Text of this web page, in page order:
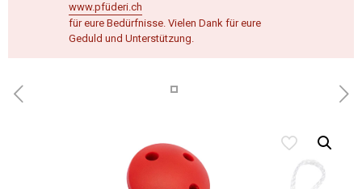
www.pfüderi.ch
für eure Bedürfnisse. Vielen Dank für eure
Geduld und Unterstützung.